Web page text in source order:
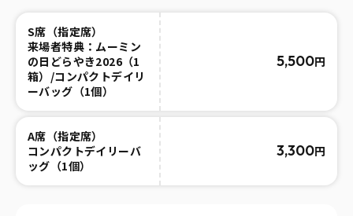
S席（指定席）
来場者特典：ムーミン
の日どらやき2026（1
箱）/コンパクトデイリ
ーバッグ（1個）
5,500円
A席（指定席）
コンパクトデイリーバ
ッグ（1個）
3,300円